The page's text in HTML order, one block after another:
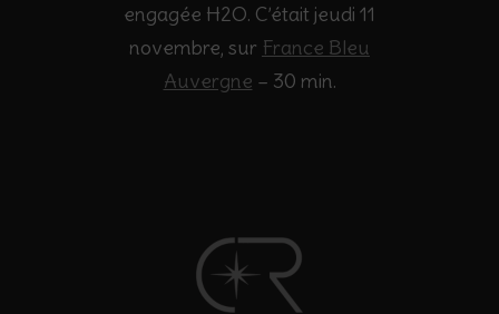
engagée H2O. C’était jeudi 11
novembre, sur France Bleu
Auvergne – 30 min.